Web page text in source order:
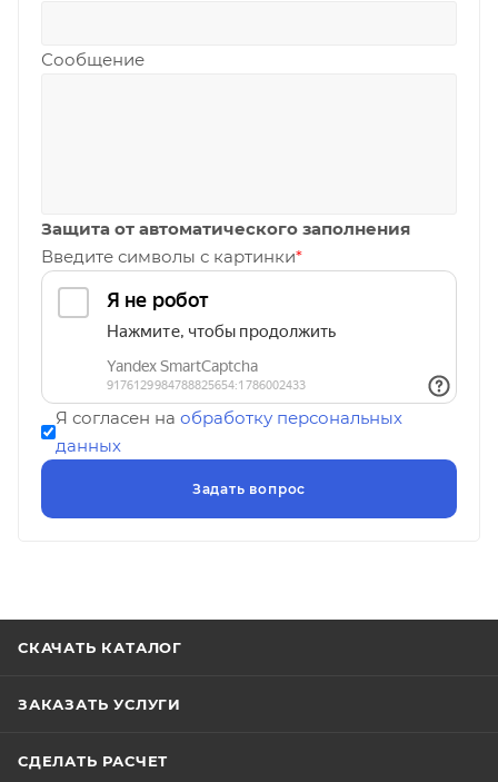
Сообщение
Защита от автоматического заполнения
Введите символы с картинки*
Я согласен на обработку персональных
данных
СКАЧАТЬ КАТАЛОГ
ЗАКАЗАТЬ УСЛУГИ
СДЕЛАТЬ РАСЧЕТ